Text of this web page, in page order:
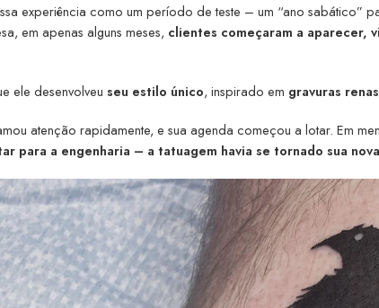
experiência como um período de teste – um “ano sabático”
em apenas alguns meses, clientes começaram a aparecer,
ele desenvolveu seu estilo único, inspirado em gravuras
atenção rapidamente, e sua agenda começou a lotar. Em
para a engenharia – a tatuagem havia se tornado sua